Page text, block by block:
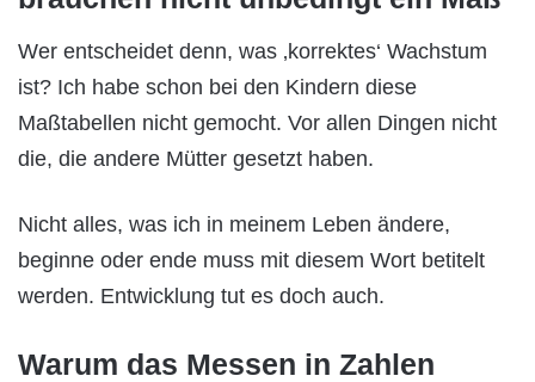
Wer entscheidet denn, was ‚korrektes‘ Wachstum
ist? Ich habe schon bei den Kindern diese
Maßtabellen nicht gemocht. Vor allen Dingen nicht
die, die andere Mütter gesetzt haben.
Nicht alles, was ich in meinem Leben ändere,
beginne oder ende muss mit diesem Wort betitelt
werden. Entwicklung tut es doch auch.
Warum das Messen in Zahlen